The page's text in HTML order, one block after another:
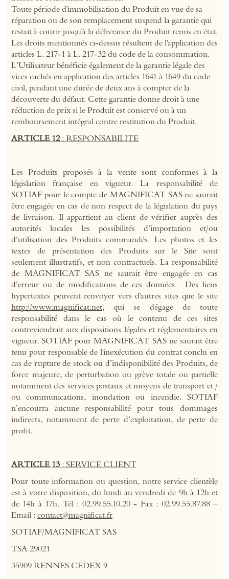
Toute période d'immobilisation du Produit en vue de sa
réparation ou de son remplacement suspend la garantie qui
restait à courir jusqu'à la délivrance du Produit remis en état.
Les droits mentionnés ci-dessus résultent de l'application des
articles L. 217-1 à L. 217-32 du code de la consommation.
L’Utilisateur bénéficie également de la garantie légale des
vices cachés en application des articles 1641 à 1649 du code
civil, pendant une durée de deux ans à compter de la
découverte du défaut. Cette garantie donne droit à une
réduction de prix si le Produit est conservé ou à un
remboursement intégral contre restitution du Produit.
ARTICLE 12: RESPONSABILITE
Les Produits proposés à la vente sont conformes à la
législation française en vigueur. La responsabilité de
SOTIAF pour le compte de MAGNIFICAT SAS ne saurait
être engagée en cas de non respect de la législation du pays
de livraison. Il appartient au client de vérifier auprès des
autorités locales les possibilités d’importation et/ou
d’utilisation des Produits commandés. Les photos et les
textes de présentation des Produits sur le Site sont
seulement illustratifs, et non contractuels. La responsabilité
de MAGNIFICAT SAS ne saurait être engagée en cas
d’erreur ou de modifications de ces données. Des liens
hypertextes peuvent renvoyer vers d'autres sites que le site
http://www.magnificat.net, qui se dégage de toute
responsabilité dans le cas où le contenu de ces sites
contreviendrait aux dispositions légales et réglementaires en
vigueur. SOTIAF pour MAGNIFICAT SAS ne saurait être
tenu pour responsable de l'inexécution du contrat conclu en
cas de rupture de stock ou d’indisponibilité des Produits, de
force majeure, de perturbation ou grève totale ou partielle
notamment des services postaux et moyens de transport et /
ou communications, inondation ou incendie. SOTIAF
n’encourra aucune responsabilité pour tous dommages
indirects, notamment de perte d’exploitation, de perte de
profit.
ARTICLE 13: SERVICE CLIENT
Pour toute information ou question, notre service clientèle
est à votre disposition, du lundi au vendredi de 9h à 12h et
de 14h à 17h. Tél : 02.99.55.10.20 - Fax : 02.99.55.87.88 –
Email : contact@magnificat.fr
SOTIAF/MAGNIFICAT SAS
TSA 29021
35909 RENNES CEDEX 9